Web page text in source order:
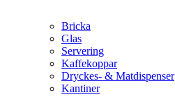
Bricka
Glas
Servering
Kaffekoppar
Dryckes- & Matdispenser
Kantiner